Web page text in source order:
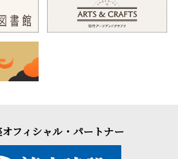
フィシャル・パートナー